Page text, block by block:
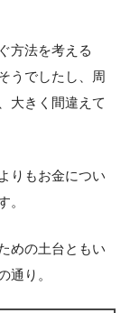
方法を考える
うでしたし、周
大きく間違えて
りもお金につい
。
めの土台ともい
通り。